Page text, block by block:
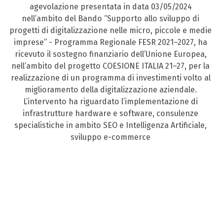
agevolazione presentata in data 03/05/2024
nell’ambito del Bando “Supporto allo sviluppo di
progetti di digitalizzazione nelle micro, piccole e medie
imprese” - Programma Regionale FESR 2021–2027, ha
ricevuto il sostegno finanziario dell’Unione Europea,
nell’ambito del progetto COESIONE ITALIA 21–27, per la
realizzazione di un programma di investimenti volto al
miglioramento della digitalizzazione aziendale.
L’intervento ha riguardato l’implementazione di
infrastrutture hardware e software, consulenze
specialistiche in ambito SEO e Intelligenza Artificiale,
sviluppo e-commerce